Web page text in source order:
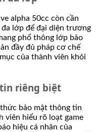
alpha 50cc còn cần
lớp để đại diện trương
phổ thông lớp bảo
đầy đủ pháp cơ chế
của thành viên khỏi
riêng biệt
bảo mật thông tin
viên hiểu rõ loạt game
hiệu cá nhân của